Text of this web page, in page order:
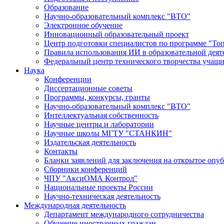
Образование
Научно-образовательный комплекс "ВТО"
Электронное обучение
Инновационный образовательный проект
Центр подготовки специалистов по программе
Правила использования ИИ в образовательной
Федеральный центр технического творчества
Наука
Конференции
Диссертационные советы
Программы, конкурсы, гранты
Научно-образовательный комплекс "ВТО"
Интеллектуальная собственность
Научные центры и лаборатории
Научные школы МГТУ "СТАНКИН"
Издательская деятельность
Контакты
Бланки заявлений для заключения на открытое
Сборники конференций
ЧПУ "АксиОМА Контрол"
Национальные проекты России
Научно-техническая деятельность
Международная деятельность
Департамент международного сотрудничества